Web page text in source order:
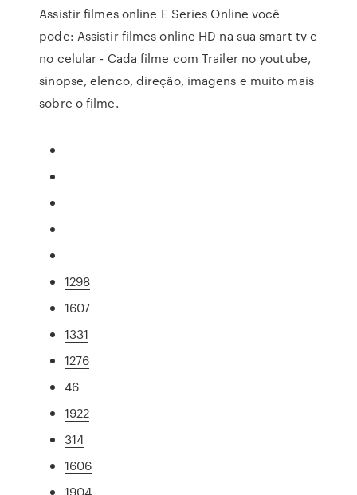
Assistir filmes online E Series Online você
pode: Assistir filmes online HD na sua smart tv e
no celular - Cada filme com Trailer no youtube,
sinopse, elenco, direção, imagens e muito mais
sobre o filme.
1298
1607
1331
1276
46
1922
314
1606
1904